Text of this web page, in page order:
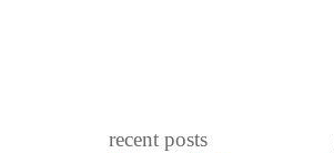
recent posts